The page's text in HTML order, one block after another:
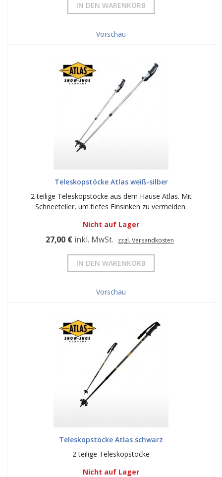
IN DEN WARENKORB
Vorschau
Teleskopstöcke Atlas weiß-silber
2 teilige Teleskopstöcke aus dem Hause Atlas. Mit
Schneeteller, um tiefes Einsinken zu vermeiden.
Nicht auf Lager
27,00 € inkl. MwSt. zzgl. Versandkosten
IN DEN WARENKORB
Vorschau
Teleskopstöcke Atlas schwarz
2 teilige Teleskopstöcke
Nicht auf Lager